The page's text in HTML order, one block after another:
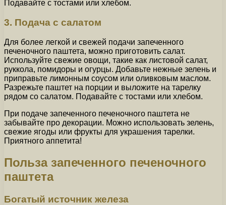
Подавайте с тостами или хлебом.
3. Подача с салатом
Для более легкой и свежей подачи запеченного
печеночного паштета, можно приготовить салат.
Используйте свежие овощи, такие как листовой салат,
руккола, помидоры и огурцы. Добавьте нежные зелень и
приправьте лимонным соусом или оливковым маслом.
Разрежьте паштет на порции и выложите на тарелку
рядом со салатом. Подавайте с тостами или хлебом.
При подаче запеченного печеночного паштета не
забывайте про декорации. Можно использовать зелень,
свежие ягоды или фрукты для украшения тарелки.
Приятного аппетита!
Польза запеченного печеночного
паштета
Богатый источник железа